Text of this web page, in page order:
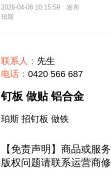
2026-04-08 10:15:59
珀斯
联系人： 先生
电话： 0420 566 687
钉板 做贴 铝合金
珀斯 招钉板 做铁
【免责声明】商品或服
版权问题请联系运营商修